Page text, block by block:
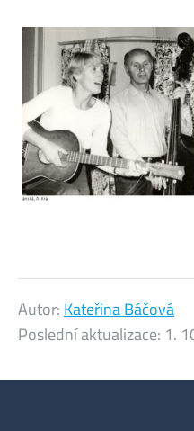
Autor: Kateřina Báčová
Poslední aktualizace: 1.